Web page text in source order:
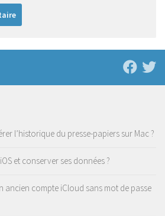
l’historique du presse-papiers sur Mac ?
et conserver ses données ?
ancien compte iCloud sans mot de passe